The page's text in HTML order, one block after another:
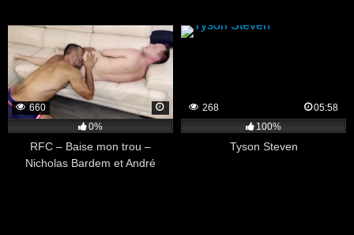
660
0%
RFC – Baise mon trou –
Nicholas Bardem et André
268
05:58
100%
Tyson Steven